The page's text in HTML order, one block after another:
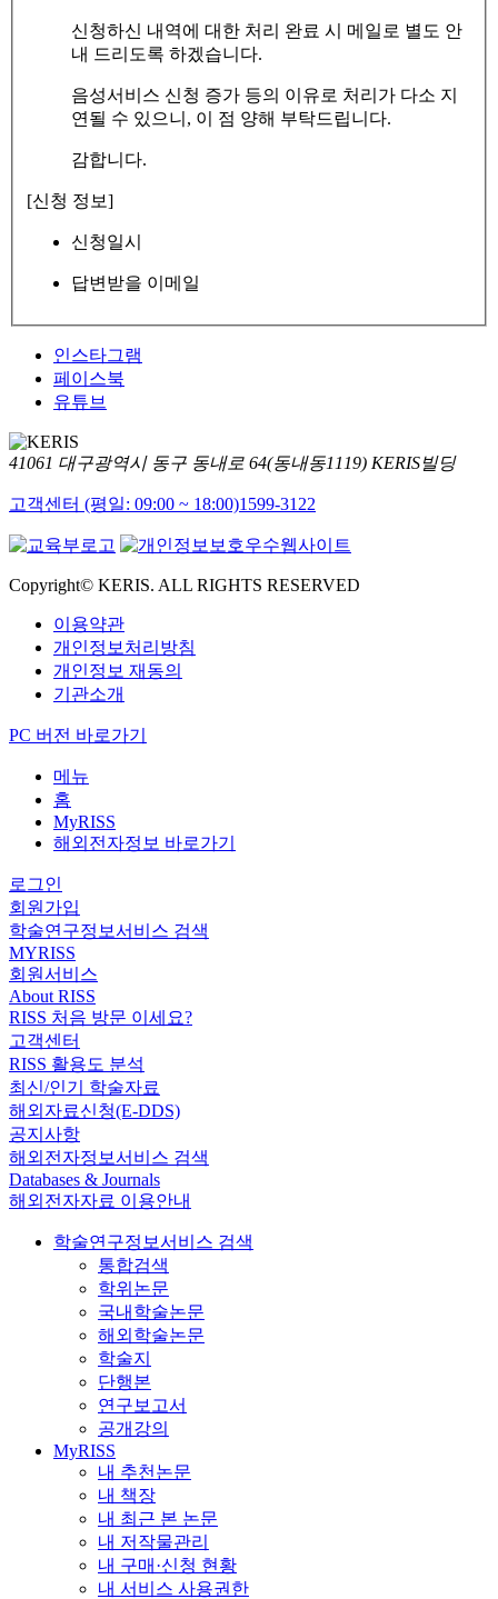
신청하신 내역에 대한 처리 완료 시 메일로 별도 안
내 드리도록 하겠습니다.
음성서비스 신청 증가 등의 이유로 처리가 다소 지
연될 수 있으니, 이 점 양해 부탁드립니다.
감합니다.
[신청 정보]
신청일시
답변받을 이메일
인스타그램
페이스북
유튜브
41061 대구광역시 동구 동내로 64(동내동1119) KERIS빌딩
고객센터 (평일: 09:00 ~ 18:00)1599-3122
Copyright© KERIS. ALL RIGHTS RESERVED
이용약관
개인정보처리방침
개인정보 재동의
기관소개
PC 버전 바로가기
메뉴
홈
MyRISS
해외전자정보 바로가기
로그인
회원가입
학술연구정보서비스 검색
MYRISS
회원서비스
About RISS
RISS 처음 방문 이세요?
고객센터
RISS 활용도 분석
최신/인기 학술자료
해외자료신청(E-DDS)
공지사항
해외전자정보서비스 검색
Databases & Journals
해외전자자료 이용안내
학술연구정보서비스 검색
통합검색
학위논문
국내학술논문
해외학술논문
학술지
단행본
연구보고서
공개강의
MyRISS
내 추천논문
내 책장
내 최근 본 논문
내 저작물관리
내 구매·신청 현황
내 서비스 사용권한